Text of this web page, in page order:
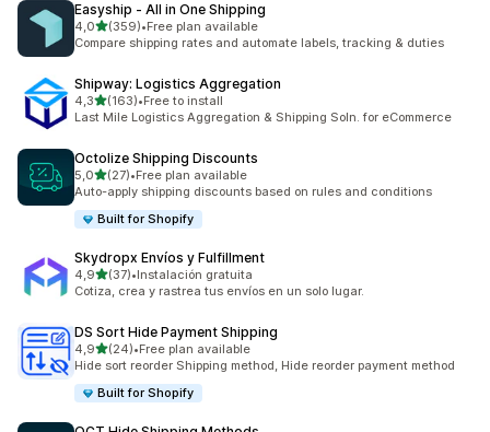
Easyship ‑ All in One Shipping
4,0z 5 hvězd
(359)
Celkový počet recenzí: 359
•Free plan available
Compare shipping rates and automate labels, tracking & duties
Shipway: Logistics Aggregation
4,3z 5 hvězd
(163)
Celkový počet recenzí: 163
•Free to install
Last Mile Logistics Aggregation & Shipping Soln. for eCommerce
Octolize Shipping Discounts
5,0z 5 hvězd
(27)
Celkový počet recenzí: 27
•Free plan available
Auto-apply shipping discounts based on rules and conditions
Built for Shopify
Skydropx Envíos y Fulfillment
4,9z 5 hvězd
(37)
Celkový počet recenzí: 37
•Instalación gratuita
Cotiza, crea y rastrea tus envíos en un solo lugar.
DS Sort Hide Payment Shipping
4,9z 5 hvězd
(24)
Celkový počet recenzí: 24
•Free plan available
Hide sort reorder Shipping method, Hide reorder payment method
Built for Shopify